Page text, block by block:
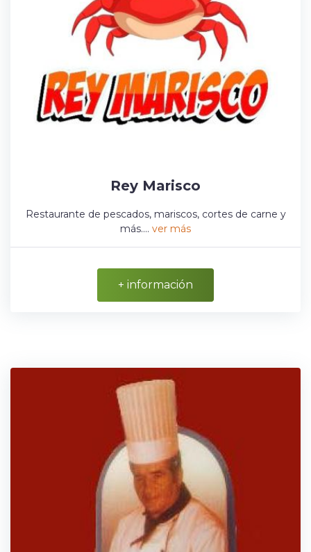
Rey Marisco
Restaurante de pescados, mariscos, cortes de carne y
más.... ver más
+ información